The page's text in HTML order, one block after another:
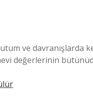
ve davranışlarda
değerlerinin